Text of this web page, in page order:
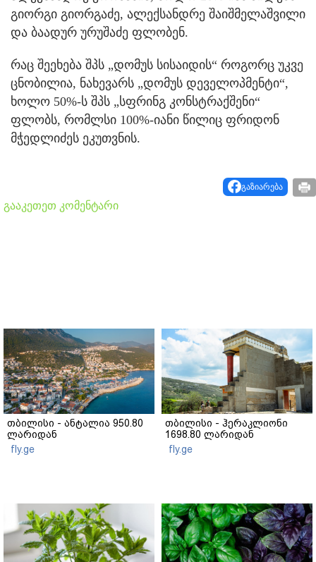
გიორგი გიორგაძე, ალექსანდრე შაიშმელაშვილი
და ბაადურ ურუშაძე ფლობენ.
რაც შეეხება შპს „დომუს სისაიდის“ როგორც უკვე
ცნობილია, ნახევარს „დომუს დეველოპმენტი“,
ხოლო 50%-ს შპს „სფრინგ კონსტრაქშენი“
ფლობს, რომლსი 100%-იანი წილიც ფრიდონ
მჭედლიძეს ეკუთვნის.
გაზიარება
გააკეთეთ კომენტარი
თბილისი - ანტალია 950.80
ლარიდან
fly.ge
თბილისი - ჰერაკლიონი
1698.80 ლარიდან
fly.ge